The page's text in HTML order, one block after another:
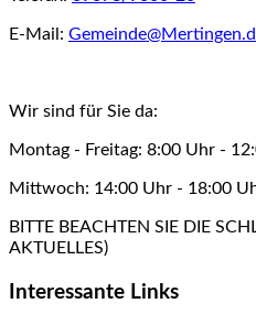
E-Mail:
Wir sind für Sie da:
Montag - Freitag: 8:00 Uhr -
Mittwoch: 14:00 Uhr - 18:00
BITTE BEACHTEN SIE DIE
AKTUELLES)
Interessante Links